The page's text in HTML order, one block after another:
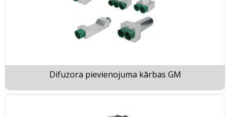
Difuzora pievienojuma kārbas GM